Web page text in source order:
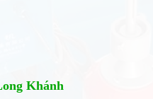
Khánh